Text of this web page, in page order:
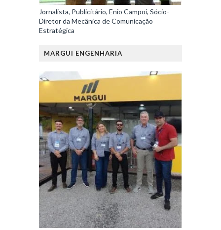
Jornalista, Publicitário, Enio Campoi, Sócio-
Diretor da Mecânica de Comunicação
Estratégica
MARGUI ENGENHARIA